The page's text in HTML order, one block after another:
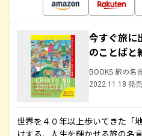
今すぐ旅に
のことばと
BOOKS 旅の名
2022.11.18 発売
世界を４０年以上歩いてきた「
けする、人生を輝かせる旅の名